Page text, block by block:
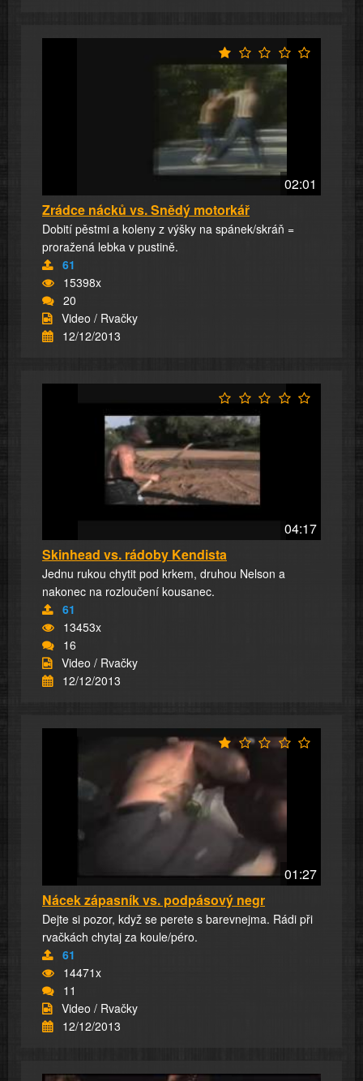
02:01
Zrádce nácků vs. Snědý motorkář
Dobití pěstmi a koleny z výšky na spánek/skráň =
proražená lebka v pustině.
61
15398x
20
Video / Rvačky
12/12/2013
04:17
Skinhead vs. rádoby Kendista
Jednu rukou chytit pod krkem, druhou Nelson a
nakonec na rozloučení kousanec.
61
13453x
16
Video / Rvačky
12/12/2013
01:27
Nácek zápasník vs. podpásový negr
Dejte si pozor, když se perete s barevnejma. Rádi při
rvačkách chytaj za koule/péro.
61
14471x
11
Video / Rvačky
12/12/2013